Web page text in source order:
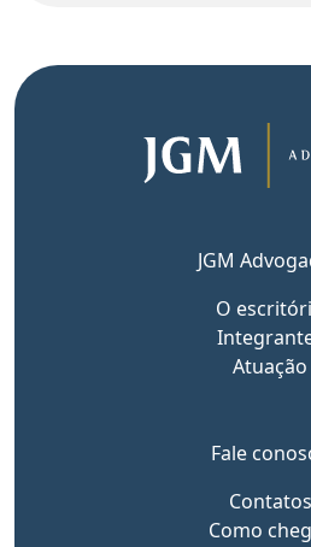
JGM
O
Atuação
Fale
Contatos
Como